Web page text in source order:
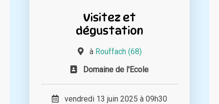
Visitez et
dégustation
à Rouffach (68)
Domaine de l'Ecole
vendredi 13 juin 2025 à 09h30